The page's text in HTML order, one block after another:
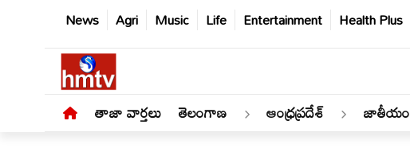
News Agri Music Life Entertainment Health Plus
తాజా వార్తలు తెలంగాణ ఆంధ్రప్రదేశ్ జాతీయం